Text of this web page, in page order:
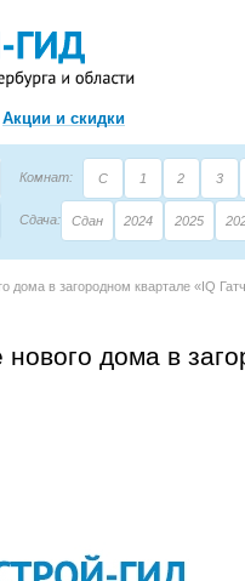
Акции и скидки
Комнат: С 1 2 3
Сдача: Сдан 2024 2025
дома в загородном квартале «IQ
дома в